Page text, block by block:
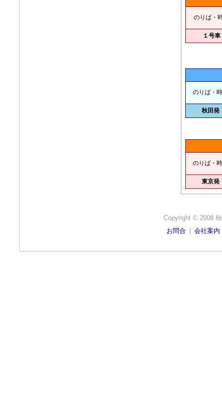
のりば・
１号車
のりば・
秋田発
のりば・
東京発
Copyright © 2008
お問合
会社案内